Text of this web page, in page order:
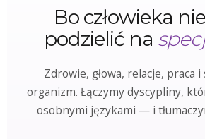
Bo człowieka
podzielić na
Zdrowie, głowa, relacje, praca
organizm. Łączymy dyscypliny,
osobnymi językami — i